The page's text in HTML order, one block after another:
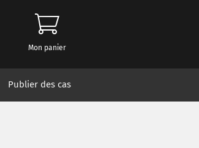
Mon panier
Publier des cas